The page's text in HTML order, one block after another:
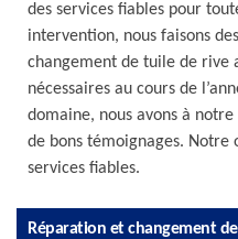
des services fiables pour
intervention, nous faisons
changement de tuile de rive
nécessaires au cours de
domaine, nous avons à
de bons témoignages. Notre
services fiables.
Réparation et changement